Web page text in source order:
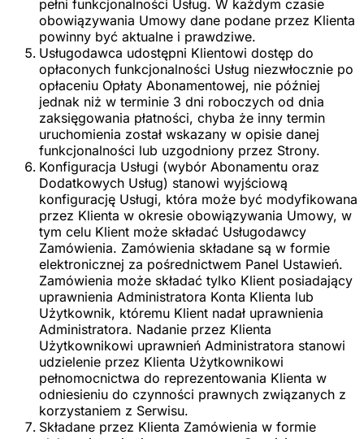
pełni funkcjonalności Usług. W każdym czasie
obowiązywania Umowy dane podane przez Klienta
powinny być aktualne i prawdziwe.
Usługodawca udostępni Klientowi dostęp do
opłaconych funkcjonalności Usług niezwłocznie po
opłaceniu Opłaty Abonamentowej, nie później
jednak niż w terminie 3 dni roboczych od dnia
zaksięgowania płatności, chyba że inny termin
uruchomienia został wskazany w opisie danej
funkcjonalności lub uzgodniony przez Strony.
Konfiguracja Usługi (wybór Abonamentu oraz
Dodatkowych Usług) stanowi wyjściową
konfigurację Usługi, która może być modyfikowana
przez Klienta w okresie obowiązywania Umowy, w
tym celu Klient może składać Usługodawcy
Zamówienia. Zamówienia składane są w formie
elektronicznej za pośrednictwem Panel Ustawień.
Zamówienia może składać tylko Klient posiadający
uprawnienia Administratora Konta Klienta lub
Użytkownik, któremu Klient nadał uprawnienia
Administratora. Nadanie przez Klienta
Użytkownikowi uprawnień Administratora stanowi
udzielenie przez Klienta Użytkownikowi
pełnomocnictwa do reprezentowania Klienta w
odniesieniu do czynności prawnych związanych z
korzystaniem z Serwisu.
Składane przez Klienta Zamówienia w formie